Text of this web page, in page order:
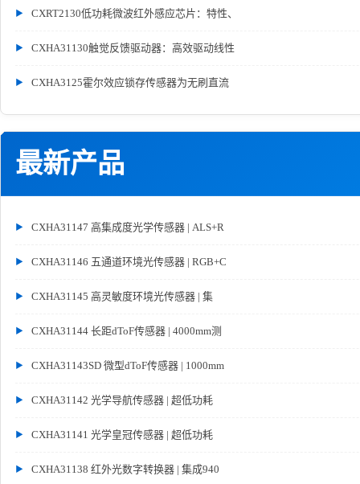
CXRT2130低功耗微波红外感应芯片：特性、
CXHA31130触觉反馈驱动器：高效驱动线性
CXHA3125霍尔效应锁存传感器为无刷直流
最新产品
CXHA31147 高集成度光学传感器 | ALS+R
CXHA31146 五通道环境光传感器 | RGB+C
CXHA31145 高灵敏度环境光传感器 | 集
CXHA31144 长距dToF传感器 | 4000mm测
CXHA31143SD 微型dToF传感器 | 1000mm
CXHA31142 光学导航传感器 | 超低功耗
CXHA31141 光学皇冠传感器 | 超低功耗
CXHA31138 红外光数字转换器 | 集成940